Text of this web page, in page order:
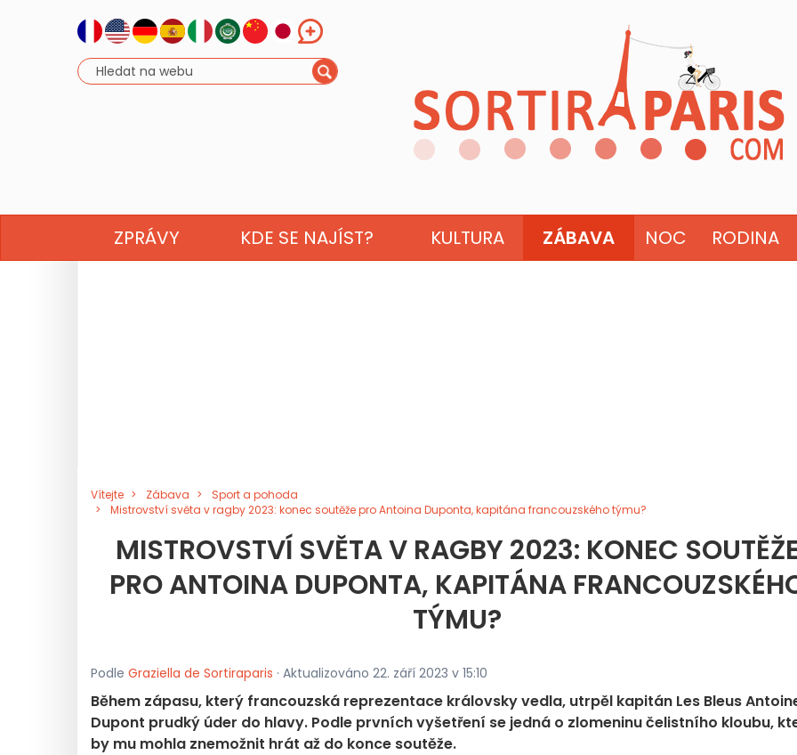
ZPRÁVY KDE SE NAJÍST? KULTURA ZÁBAVA NOC RODINA
Vítejte Zábava
Sport a pohoda
Mistrovství světa v ragby 2023: konec soutěže pro Antoina Duponta, kapitána francouzského týmu?
MISTROVSTVÍ SVĚTA V RAGBY 2023: KONEC SOUTĚŽE
PRO ANTOINA DUPONTA, KAPITÁNA
TÝMU?
Podle Graziella de Sortiraparis · Aktualizováno 22. září 2023 v 15:10
Během zápasu, který francouzská reprezentace královsky vedla, utrpěl kapitán Les Bleus
Dupont prudký úder do hlavy. Podle prvních vyšetření se jedná o zlomeninu čelistního kloubu,
by mu mohla znemožnit hrát až do konce soutěže.